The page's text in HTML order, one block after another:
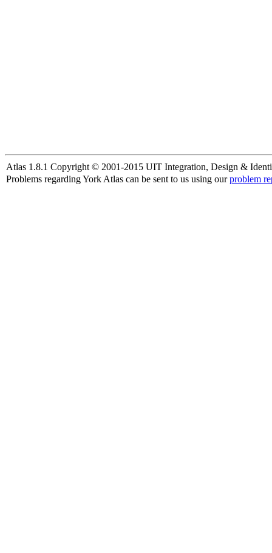
Atlas 1.8.1 Copyright © 2001-2015 UIT Integration, Design &
Problems regarding York Atlas can be sent to us using ourproblem